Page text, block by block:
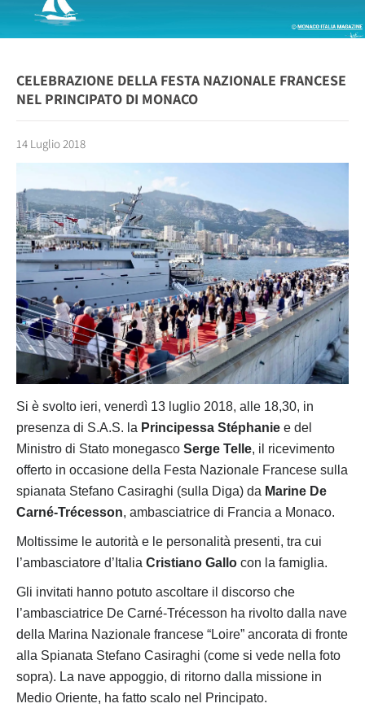
CELEBRAZIONE DELLA FESTA NAZIONALE FRANCESE
NEL PRINCIPATO DI MONACO
14 Luglio 2018
Si è svolto ieri, venerdì 13 luglio 2018, alle 18,30, in
presenza di S.A.S. la Principessa Stéphanie e del
Ministro di Stato monegasco Serge Telle, il ricevimento
offerto in occasione della Festa Nazionale Francese sulla
spianata Stefano Casiraghi (sulla Diga) da Marine De
Carné-Trécesson, ambasciatrice di Francia a Monaco.
Moltissime le autorità e le personalità presenti, tra cui
l’ambasciatore d’Italia Cristiano Gallo con la famiglia.
Gli invitati hanno potuto ascoltare il discorso che
l’ambasciatrice De Carné-Trécesson ha rivolto dalla nave
della Marina Nazionale francese “Loire” ancorata di fronte
alla Spianata Stefano Casiraghi (come si vede nella foto
sopra). La nave appoggio, di ritorno dalla missione in
Medio Oriente, ha fatto scalo nel Principato.